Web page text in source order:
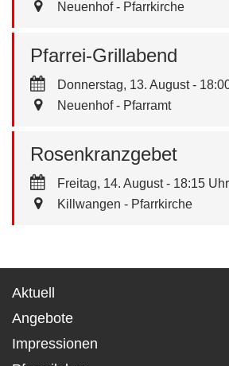
Neuenhof - Pfarrkirche
Donnerstag, 13. August -
Neuenhof - Pfarramt
Pfarrei-Grillabend
Freitag, 14. August - 18:15 Uhr
Killwangen - Pfarrkirche
Rosenkranzgebet
Aktuell
Angebote
Impressionen